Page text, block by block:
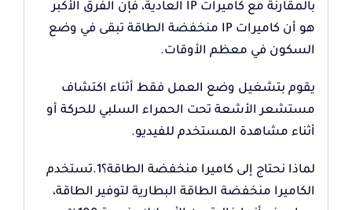
بالمقارنة مع كاميرات IP العادية، فإن الفرق الأكبر
هو أن كاميرات IP منخفضة الطاقة تبقى في وضع
السكون في معظم الأوقات.
يقوم بتشغيل وضع العمل فقط أثناء اكتشاف
مستشعر الأشعة تحت الحمراء السلبي للحركة أو
أثناء مشاهدة المستخدم للفيديو.
لماذا نحتاج إلى كاميرا منخفضة الطاقة؟1.تستخدم
الكاميرا منخفضة الطاقة البطارية لتوفير الطاقة،